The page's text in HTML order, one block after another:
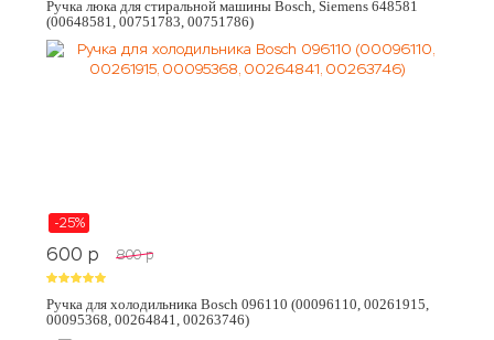
Ручка люка для стиральной машины Bosch, Siemens 648581
(00648581, 00751783, 00751786)
-25%
600 p 800 p
Ручка для холодильника Bosch 096110 (00096110, 00261915,
00095368, 00264841, 00263746)